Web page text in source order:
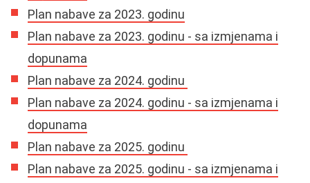
Plan nabave za 2023. godinu
Plan nabave za 2023. godinu - sa izmjenama i
dopunama
Plan nabave za 2024. godinu
Plan nabave za 2024. godinu - sa izmjenama i
dopunama
Plan nabave za 2025. godinu
Plan nabave za 2025. godinu - sa izmjenama i